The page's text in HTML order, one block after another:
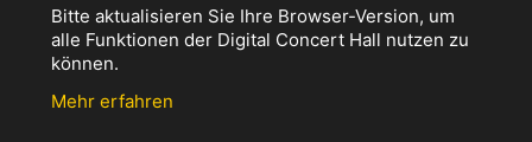
Bitte aktualisieren Sie Ihre Browser-Version, um
alle Funktionen der Digital Concert Hall nutzen zu
können.
Mehr erfahren